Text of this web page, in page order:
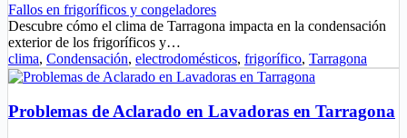
Fallos en frigoríficos y congeladores
Descubre cómo el clima de Tarragona impacta en la condensación
exterior de los frigoríficos y…
clima, Condensación, electrodomésticos, frigorífico, Tarragona
Problemas de Aclarado en Lavadoras en Tarragona